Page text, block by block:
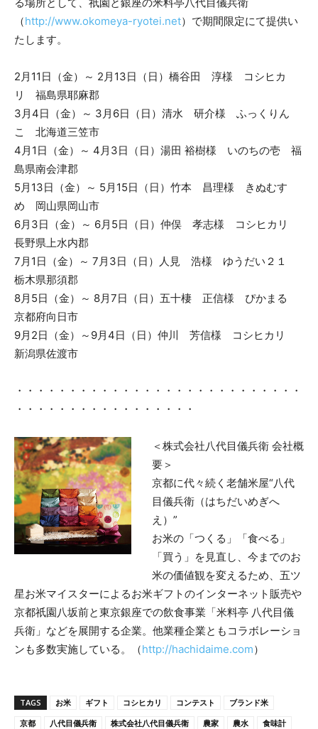
（http://www.okomeya-ryotei.net）で期間限定にて提供い
たします。
2月11日（金）～ 2月13日（日）橋谷田 淳様 コシヒカ
リ 福島県耶麻郡
3月4日（金）～ 3月6日（日）清水 研介様 ふっくりん
こ 北海道三笠市
4月1日（金）～ 4月3日（日）湯田 裕樹様 いのちの壱 福
島県南会津郡
5月13日（金）～ 5月15日（日）竹本 昌理様 きぬむす
め 岡山県岡山市
6月3日（金）～ 6月5日（日）仲俣 孝志様 コシヒカリ
長野県上水内郡
7月1日（金）～ 7月3日（日）人見 浩様 ゆうだい２１
栃木県那須郡
8月5日（金）～ 8月7日（日）五十棲 正信様 ぴかまる
京都府向日市
9月2日（金）～9月4日（日）仲川 芳信様 コシヒカリ
新潟県佐渡市
・・・・・・・・・・・・・・・・・・・・・・・・・・・
・・・・・・・・・・・・・・・・・
＜株式会社八代目儀兵衛 会社概
要＞
京都に代々続く老舗米屋“八代
目儀兵衛（はちだいめぎへ
え）”
お米の「つくる」「食べる」
「買う」を見直し、今までのお
米の価値観を変えるため、五ツ
星お米マイスターによるお米ギフトのインターネット販売や
京都祇園八坂前と東京銀座での飲食事業「米料亭 八代目儀
兵衛」などを展開する企業。他業種企業ともコラボレーショ
ンも多数実施している。（http://hachidaime.com）
TAGS お米 ギフト コシヒカリ コンテスト
ブランド米
京都
八代目儀兵衛 株式会社八代目儀兵衛 農家 農水 食味計